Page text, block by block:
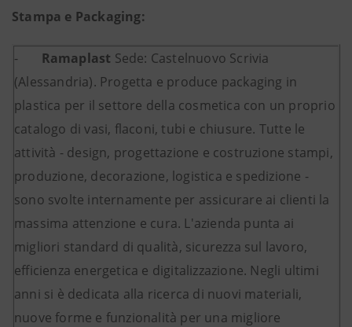
Stampa e Packaging:
- Ramaplast Sede: Castelnuovo Scrivia
(Alessandria). Progetta e produce packaging in
plastica per il settore della cosmetica con un proprio
catalogo di vasi, flaconi, tubi e chiusure. Tutte le
attività - design, progettazione e costruzione stampi,
produzione, decorazione, logistica e spedizione -
sono svolte internamente per assicurare ai clienti la
massima attenzione e cura. L'azienda punta ai
migliori standard di qualità, sicurezza sul lavoro,
efficienza energetica e digitalizzazione. Negli ultimi
anni si è dedicata alla ricerca di nuovi materiali,
nuove forme e funzionalità per una migliore